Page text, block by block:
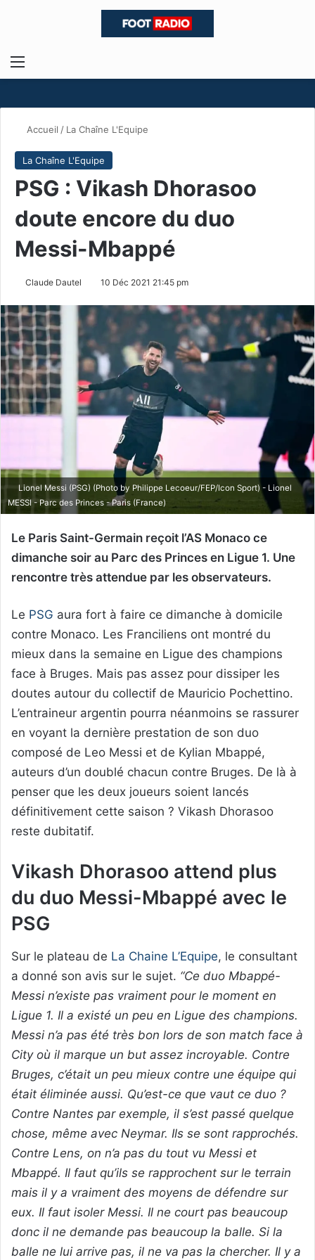
Menu
Accueil / La Chaîne L'Equipe
La Chaîne L'Equipe
PSG : Vikash Dhorasoo
doute encore du duo
Messi-Mbappé
Claude Dautel 10 Déc 2021 21:45 pm
Lionel Messi (PSG) (Photo by Philippe Lecoeur/FEP/Icon Sport) - Lionel
MESSI - Parc des Princes - Paris (France)
Le Paris Saint-Germain reçoit l’AS Monaco ce
dimanche soir au Parc des Princes en Ligue 1. Une
rencontre très attendue par les observateurs.
Le PSG aura fort à faire ce dimanche à domicile
contre Monaco. Les Franciliens ont montré du
mieux dans la semaine en Ligue des champions
face à Bruges. Mais pas assez pour dissiper les
doutes autour du collectif de Mauricio Pochettino.
L’entraineur argentin pourra néanmoins se rassurer
en voyant la dernière prestation de son duo
composé de Leo Messi et de Kylian Mbappé,
auteurs d’un doublé chacun contre Bruges. De là à
penser que les deux joueurs soient lancés
définitivement cette saison ? Vikash Dhorasoo
reste dubitatif.
Vikash Dhorasoo attend plus
du duo Messi-Mbappé avec le
PSG
Sur le plateau de La Chaine L’Equipe, le consultant
a donné son avis sur le sujet. “Ce duo Mbappé-
Messi n’existe pas vraiment pour le moment en
Ligue 1. Il a existé un peu en Ligue des champions.
Messi n’a pas été très bon lors de son match face à
City où il marque un but assez incroyable. Contre
Bruges, c’était un peu mieux contre une équipe qui
était éliminée aussi. Qu’est-ce que vaut ce duo ?
Contre Nantes par exemple, il s’est passé quelque
chose, même avec Neymar. Ils se sont rapprochés.
Contre Lens, on n’a pas du tout vu Messi et
Mbappé. Il faut qu’ils se rapprochent sur le terrain
mais il y a vraiment des moyens de défendre sur
eux. Il faut isoler Messi. Il ne court pas beaucoup
donc il ne demande pas beaucoup la balle. Si la
balle ne lui arrive pas, il ne va pas la chercher. Il y a